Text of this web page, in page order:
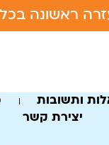
ראשונה
ותשובות
יצירת קשר